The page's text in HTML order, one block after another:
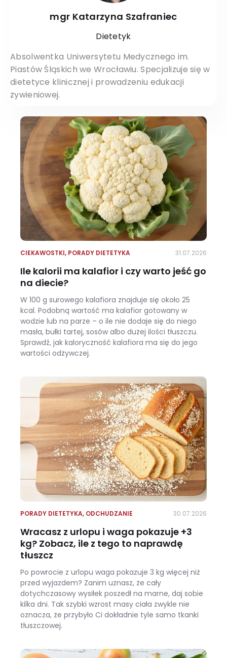
mgr Katarzyna Szafraniec
Dietetyk
Absolwentka Uniwersytetu Medycznego im.
Piastów Śląskich we Wrocławiu. Specjalizuje się w
dietetyce klinicznej i prowadzeniu edukacji
żywieniowej.
CIEKAWOSTKI, PORADY DIETETYKA 31.07.2026
Ile kalorii ma kalafior i czy warto jeść go
na diecie?
W 100 g surowego kalafiora znajduje się około 25
kcal. Podobną wartość ma kalafior gotowany w
wodzie lub na parze – o ile nie dodaje się do niego
masła, bułki tartej, sosów albo dużej ilości tłuszczu.
Sprawdź, jak kaloryczność kalafiora ma się do jego
wartości odżywczej.
PORADY DIETETYKA, ODCHUDZANIE 30.07.2026
Wracasz z urlopu i waga pokazuje +3
kg? Zobacz, ile z tego to naprawdę
tłuszcz
Po powrocie z urlopu waga pokazuje 3 kg więcej niż
przed wyjazdem? Zanim uznasz, że cały
dotychczasowy wysiłek poszedł na marne, daj sobie
kilka dni. Tak szybki wzrost masy ciała zwykle nie
oznacza, że przybyło Ci dokładnie tyle samo tkanki
tłuszczowej.